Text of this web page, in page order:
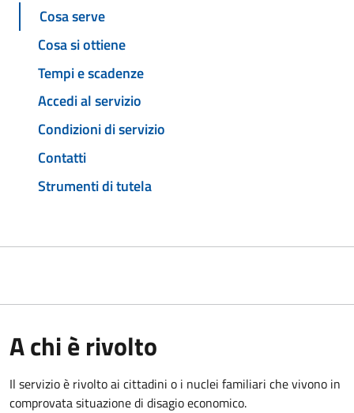
Cosa serve
Cosa si ottiene
Tempi e scadenze
Accedi al servizio
Condizioni di servizio
Contatti
Strumenti di tutela
A chi è rivolto
Il servizio è rivolto ai cittadini o i nuclei familiari che vivono in
comprovata situazione di disagio economico.